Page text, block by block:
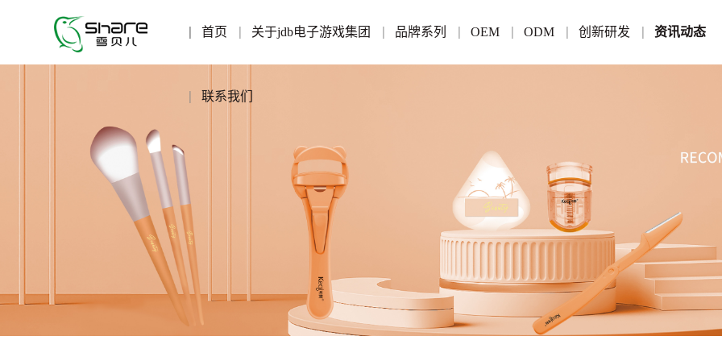
首页 关于jdb电子游戏集团 品牌系列 OEM ODM 创新研发 资讯动态
联系我们